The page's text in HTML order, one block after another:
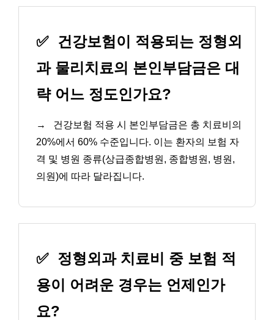
✅
건강보험이 적용되는 정형외
과 물리치료의 본인부담금은 대
략 어느 정도인가요?
→
건강보험 적용 시 본인부담금은 총 치료비의
20%에서 60% 수준입니다. 이는 환자의 보험 자
격 및 병원 종류(상급종합병원, 종합병원, 병원,
의원)에 따라 달라집니다.
✅ 정형외과 치료비 중 보험 적
용이 어려운 경우는 언제인가
요?